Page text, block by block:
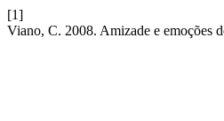
[1]
Viano, C. 2008. Amizade e emoções